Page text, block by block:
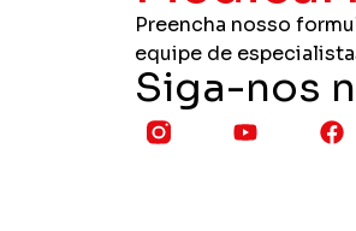
Preencha nosso
equipe de
Siga-nos